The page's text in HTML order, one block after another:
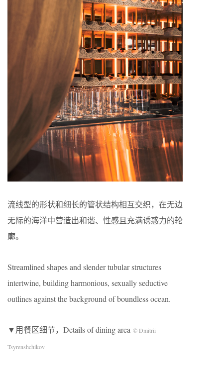
流线型的形状和细长的管状结构相互交织，在无边
无际的海洋中营造出和谐、性感且充满诱惑力的轮
廓。
Streamlined shapes and slender tubular structures
intertwine, building harmonious, sexually seductive
outlines against the background of boundless ocean.
▼用餐区细节，Details of dining area © Dmitrii
Tsyrenshchikov